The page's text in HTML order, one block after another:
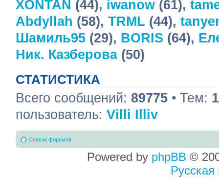
XONTAN (44), iwanow (61),
Abdyllah (58), TRML (44),
Шамиль95 (29), BORIS (64),
Ник. Казберова(50)
СТАТИСТИКА
Всего сообщений: 89775 • Тем:
пользователь: Villi Illiv
Список форумов
Powered by phpBB ©